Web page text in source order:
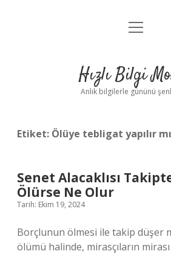
Anasayfa
Yasal Uyarı
menüyü
Hızlı Bilgi
Anlık bilgilerle gününü
Etiket: Ölüye tebligat yapılır mı
Senet Alacaklısı
Ölürse Ne Olur
Tarih: Ekim 19, 2024
Borçlunun ölmesi ile takip düşer
ölümü halinde, mirasçıların